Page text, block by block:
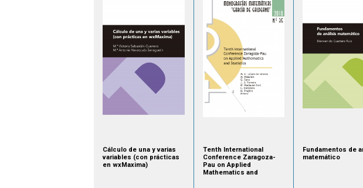
Cálculo de una y varias
variables (con prácticas
en wxMaxima)
Tenth International
Conference Zaragoza-
Pau on Applied
Mathematics and
Fundamentos de
matemático